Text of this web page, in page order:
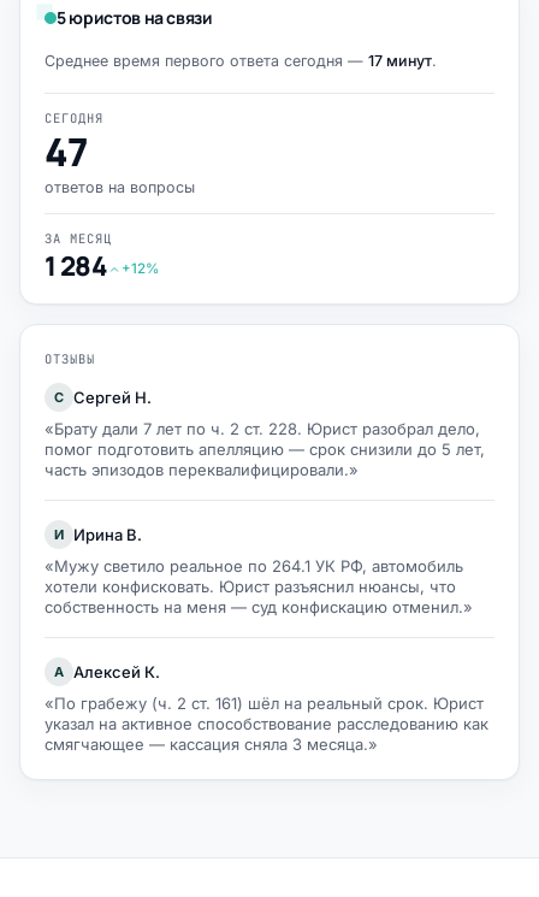
5 юристов на связи
Среднее время первого ответа сегодня — 17 минут.
СЕГОДНЯ
47
ответов на вопросы
ЗА МЕСЯЦ
1 284 +12%
ОТЗЫВЫ
С Сергей Н.
«Брату дали 7 лет по ч. 2 ст. 228. Юрист разобрал дело,
помог подготовить апелляцию — срок снизили до 5 лет,
часть эпизодов переквалифицировали.»
И
Ирина В.
«Мужу светило реальное по 264.1 УК РФ, автомобиль
хотели конфисковать. Юрист разъяснил нюансы, что
собственность на меня — суд конфискацию отменил.»
А Алексей К.
«По грабежу (ч. 2 ст. 161) шёл на реальный срок. Юрист
указал на активное способствование расследованию как
смягчающее — кассация сняла 3 месяца.»